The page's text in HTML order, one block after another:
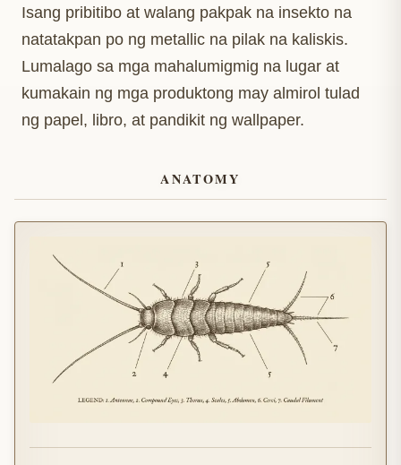
Isang pribitibo at walang pakpak na insekto na
natatakpan po ng metallic na pilak na kaliskis.
Lumalago sa mga mahalumigmig na lugar at
kumakain ng mga produktong may almirol tulad
ng papel, libro, at pandikit ng wallpaper.
ANATOMY